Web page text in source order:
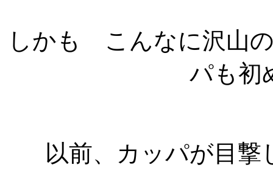
しかも こんなに沢山
パも初
以前、カッパが目